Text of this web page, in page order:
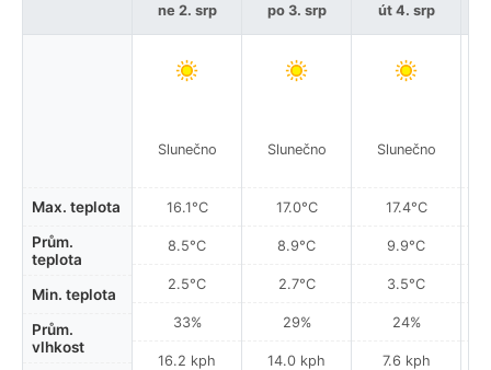
Max. teplota
Prům.
teplota
Min. teplota
Prům.
vlhkost
ne 2. srp
Slunečno
16.1°C
8.5°C
2.5°C
33%
16.2 kph
po 3. srp
Slunečno
17.0°C
8.9°C
2.7°C
29%
14.0 kph
út 4. srp
Slunečno
17.4°C
9.9°C
3.5°C
24%
7.6 kph